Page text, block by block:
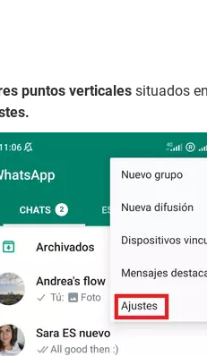
puntos verticales situados